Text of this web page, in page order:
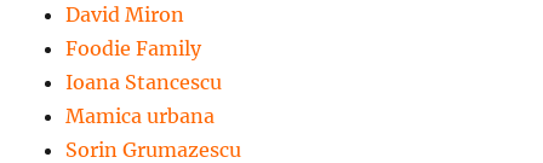
David Miron
Foodie Family
Ioana Stancescu
Mamica urbana
Sorin Grumazescu